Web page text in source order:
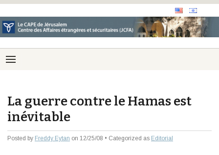
La guerre contre le Hamas est
inévitable
Posted by Freddy Eytan on 12/25/08 • Categorized as Editorial